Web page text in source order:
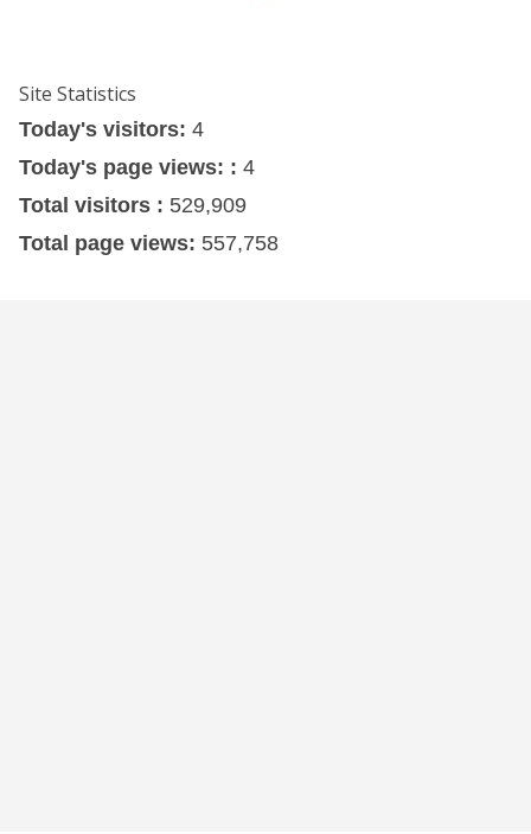
Site Statistics
Today's visitors: 4
Today's page views: : 4
Total visitors : 529,909
Total page views: 557,758